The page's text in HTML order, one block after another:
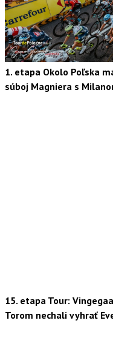
1. etapa Okolo Poľska
súboj Magniera s
15. etapa Tour:
Torom nechali vyhrať